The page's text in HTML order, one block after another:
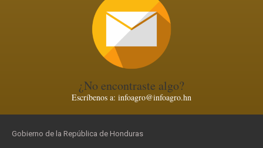
¿No encontraste algo?
Escríbenos a: infoagro@infoagro.hn
Gobierno de la República de Honduras